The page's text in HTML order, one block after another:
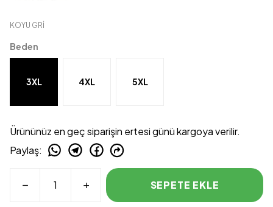
KOYU GRİ
Beden
3XL 4XL 5XL
Ürününüz en geç siparişin ertesi günü kargoya verilir.
Paylaş:
SEPETE EKLE